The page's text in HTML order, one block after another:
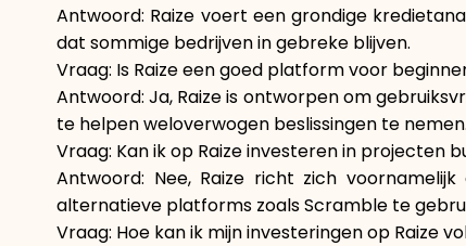
Antwoord: Raize voert een grondige
dat sommige bedrijven in gebreke blijven.
Vraag: Is Raize een goed platform voor
Antwoord: Ja, Raize is ontworpen om
te helpen weloverwogen beslissingen te nemen.
Vraag: Kan ik op Raize investeren in projecten
Antwoord: Nee, Raize richt zich
alternatieve platforms zoals Scramble te
Vraag: Hoe kan ik mijn investeringen op Raize